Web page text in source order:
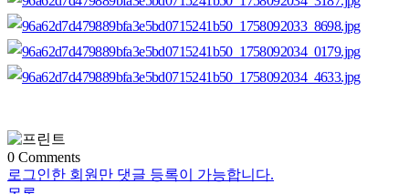
0 Comments
로그인한 회원만 댓글 등록이 가능합니다.